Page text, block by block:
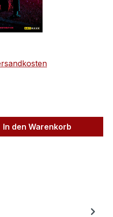
den
In den Warenkorb